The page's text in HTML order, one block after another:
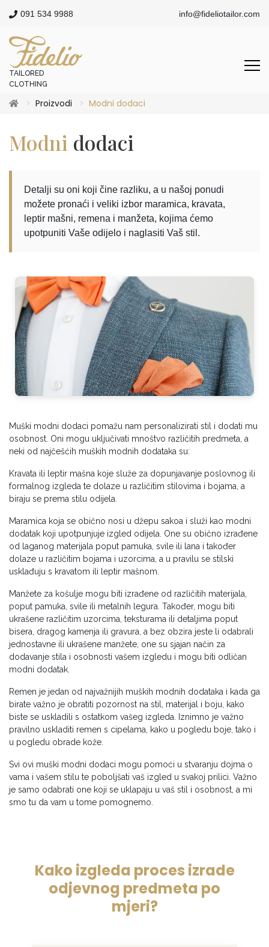
091 534 9988 info@fideliotailor.com
TAILORED
CLOTHING
Proizvodi Modni dodaci
Modni dodaci
Detalji su oni koji čine razliku, a u našoj ponudi
možete pronaći i veliki izbor maramica, kravata,
leptir mašni, remena i manžeta, kojima ćemo
upotpuniti Vaše odijelo i naglasiti Vaš stil.
Muški modni dodaci pomažu nam personalizirati stil i dodati mu
osobnost. Oni mogu uključivati mnoštvo različitih predmeta, a
neki od najčešćih muških modnih dodataka su:
Kravata ili leptir mašna koje služe za dopunjavanje poslovnog ili
formalnog izgleda te dolaze u različitim stilovima i bojama, a
biraju se prema stilu odijela.
Maramica koja se obično nosi u džepu sakoa i služi kao modni
dodatak koji upotpunjuje izgled odijela. One su obično izrađene
od laganog materijala poput pamuka, svile ili lana i također
dolaze u različitim bojama i uzorcima, a u pravilu se stilski
usklađuju s kravatom ili leptir mašnom.
Manžete za košulje mogu biti izrađene od različitih materijala,
poput pamuka, svile ili metalnih legura. Također, mogu biti
ukrašene različitim uzorcima, teksturama ili detaljima poput
bisera, dragog kamenja ili gravura, a bez obzira jeste li odabrali
jednostavne ili ukrašene manžete, one su sjajan način za
dodavanje stila i osobnosti vašem izgledu i mogu biti odličan
modni dodatak.
Remen je jedan od najvažnijih muških modnih dodataka i kada ga
birate važno je obratiti pozornost na stil, materijal i boju, kako
biste se uskladili s ostatkom vašeg izgleda. Iznimno je važno
pravilno uskladiti remen s cipelama, kako u pogledu boje, tako i
u pogledu obrade kože.
Svi ovi muški modni dodaci mogu pomoći u stvaranju dojma o
vama i vašem stilu te poboljšati vaš izgled u svakoj prilici. Važno
je samo odabrati one koji se uklapaju u vaš stil i osobnost, a mi
smo tu da vam u tome pomognemo.
Kako izgleda proces izrade
odjevnog predmeta po
mjeri?